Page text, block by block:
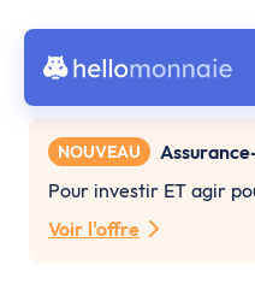
NOUVEAU
Pour investir ET agir
Voir l'offre